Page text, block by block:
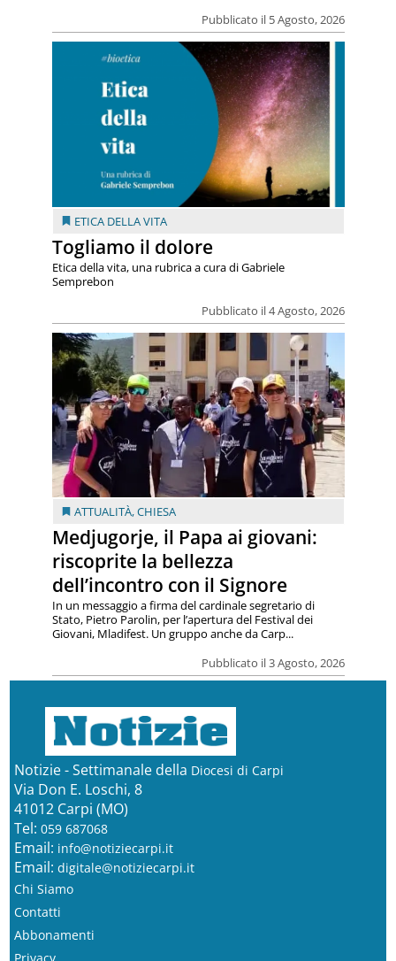
Pubblicato il 5 Agosto, 2026
ETICA DELLA VITA
Togliamo il dolore
Pubblicato il 4 Agosto, 2026
Etica della vita, una rubrica a cura di Gabriele
Semprebon
ATTUALITÀ,CHIESA
Medjugorje, il Papa ai giovani:
riscoprite la bellezza
dell’incontro con il Signore
Pubblicato il 3 Agosto, 2026
In un messaggio a firma del cardinale segretario di
Stato, Pietro Parolin, per l’apertura del Festival dei
Giovani, Mladifest. Un gruppo anche da Carp...
Notizie - Settimanale della Diocesi di Carpi
Via Don E. Loschi, 8
41012 Carpi (MO)
Tel: 059 687068
Email: info@notiziecarpi.it
Email: digitale@notiziecarpi.it
Chi Siamo
Contatti
Abbonamenti